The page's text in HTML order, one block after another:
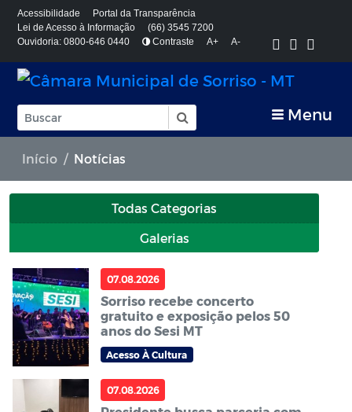
Acessibilidade
Portal da Transparência
Lei de Acesso à Informação
(66) 3545 7200
Ouvidoria: 0800-646 0440
Contraste A+ A-
Menu
Início Notícias
Todas Categorias
Galerias
07.08.2026
Sorriso recebe concerto
gratuito e exposição pelos 50
anos do Sesi MT
Acesso À Cultura
07.08.2026